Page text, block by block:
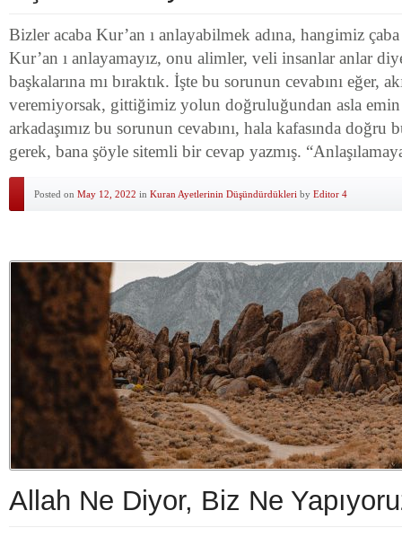
Bizler acaba Kur’an ı anlayabilmek adına, hangimiz
Kur’an ı anlayamayız, onu alimler, veli insanlar anlar
başkalarına mı bıraktık. İşte bu sorunun cevabını eğer,
veremiyorsak, gittiğimiz yolun doğruluğundan asla
arkadaşımız bu sorunun cevabını, hala kafasında doğru
gerek, bana şöyle sitemli bir cevap yazmış.
Posted on May 12, 2022 in Kuran Ayetlerinin Düşündürdükleri by Editor 4
Allah Ne Diyor, Biz Ne